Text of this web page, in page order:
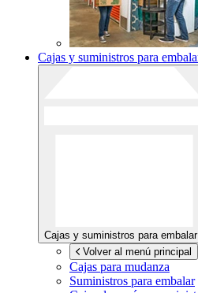
Cajas y suministros para
Cajas y suministros para embalar
Volver al menú principal
Cajas para mudanza
Suministros para embalar